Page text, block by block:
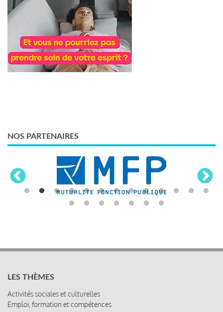
NOS PARTENAIRES
LES THÈMES
Activités sociales et culturelles
Emploi, formation et compétences